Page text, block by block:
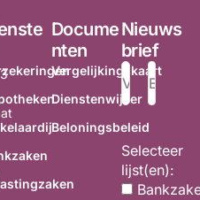
Docume
nten
Vergelijkingskaart
Dienstenwijzer
Beloningsbeleid
Nieuws
brief
Selecteer
lijst(en):